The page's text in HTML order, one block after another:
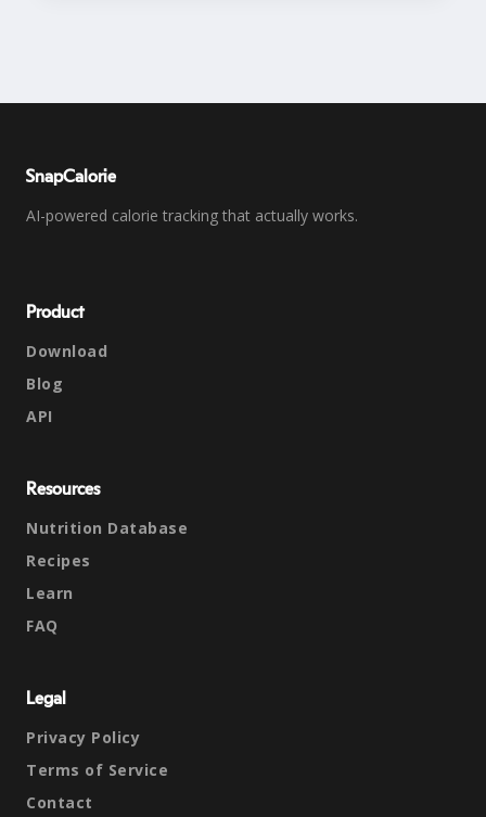
SnapCalorie
AI-powered calorie tracking that actually works.
Product
Download
Blog
API
Resources
Nutrition Database
Recipes
Learn
FAQ
Legal
Privacy Policy
Terms of Service
Contact